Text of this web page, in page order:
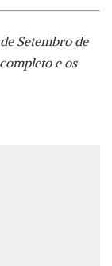
Setembro de
e os